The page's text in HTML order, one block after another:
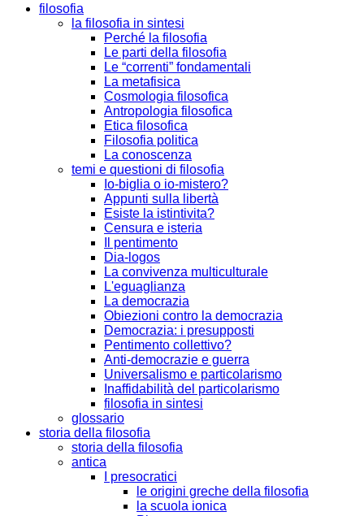
filosofia
la filosofia in sintesi
Perché la filosofia
Le parti della filosofia
Le “correnti” fondamentali
La metafisica
Cosmologia filosofica
Antropologia filosofica
Etica filosofica
Filosofia politica
La conoscenza
temi e questioni di filosofia
Io-biglia o io-mistero?
Appunti sulla libertà
Esiste la istintivita?
Censura e isteria
Il pentimento
Dia-logos
La convivenza multiculturale
L'eguaglianza
La democrazia
Obiezioni contro la democrazia
Democrazia: i presupposti
Pentimento collettivo?
Anti-democrazie e guerra
Universalismo e particolarismo
Inaffidabilità del particolarismo
filosofia in sintesi
glossario
storia della filosofia
storia della filosofia
antica
I presocratici
le origini greche della filosofia
la scuola ionica